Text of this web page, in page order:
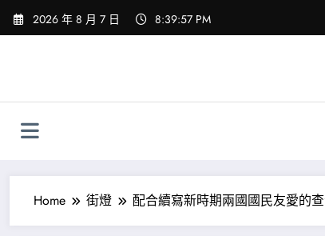
Skip
2026 年 8 月 7 日 8:39:58 PM
Home 街燈 配合續寫新時期兩國國民友愛的